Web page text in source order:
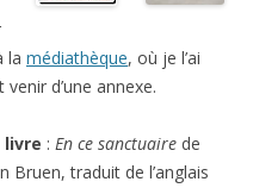
la médiathèque, où je l’ai
venir d’une annexe.
livre : En ce sanctuaire de
Bruen, traduit de l’anglais